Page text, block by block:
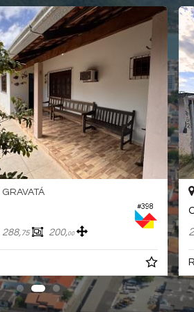
#398
GRAVATÁ
288,75 200,00 2